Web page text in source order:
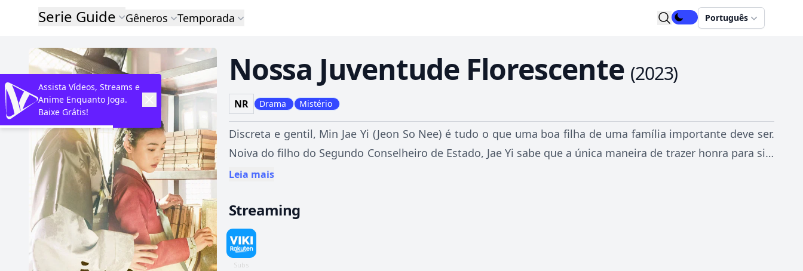
Serie Guide Gêneros Temporada Português
Nossa Juventude Florescente (2023)
NR Drama Mistério
Discreta e gentil, Min Jae Yi (Jeon So Nee) é tudo o que uma boa filha de uma família importante deve ser.
Noiva do filho do Segundo Conselheiro de Estado, Jae Yi sabe que a única maneira de trazer honra para si e
sua família é aceitar seu destino, o que ela faz com doçura e charme. Dedicando-se a aprender tudo o que
destino tem outros planos para ela.
Leia mais
Streaming
Assista Vídeos, Streams e
Anime Enquanto Joga.
Baixe Grátis!